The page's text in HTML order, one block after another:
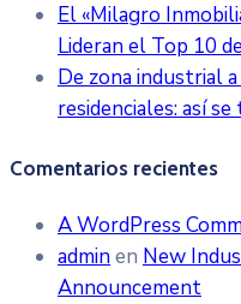
El «Milagro
Lideran el Top 10
De zona industrial
residenciales: así
Comentarios recientes
A WordPress
adminen New
Announcement